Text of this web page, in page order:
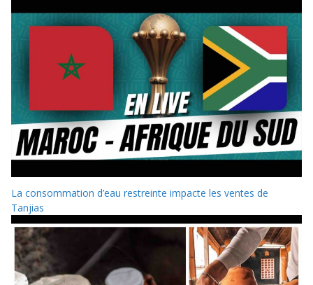
La consommation d’eau restreinte impacte les ventes de
Tanjias